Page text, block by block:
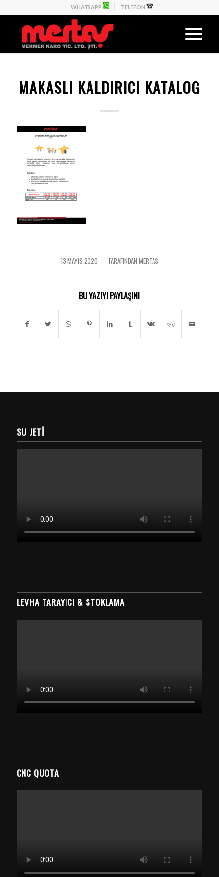
WHATSAPP TELEFON
MAKASLI KALDIRICI KATALOG
13 MAYIS 2020
/ TARAFINDAN MERTAS
BU YAZIYI PAYLAŞIN!
SU JETI
LEVHA TARAYICI & STOKLAMA
CNC QUOTA